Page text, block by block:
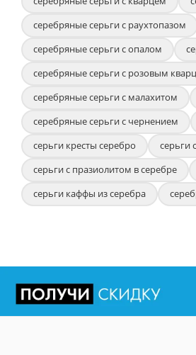
серебряные серьги с раухтопазом
серебряные серьги с опалом
серебряные серьги с розовым
серебряные серьги с малахитом
серебряные серьги с чернением
серьги кресты серебро
серьги
серьги с празиолитом в серебре
серьги каффы из серебра